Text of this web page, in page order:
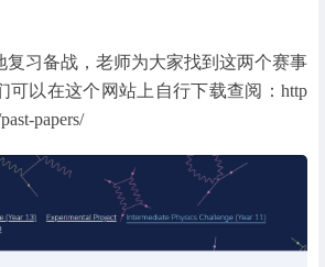
复习备战，老师为大家找到这两个赛事
可以在这个网站上自行下载查阅：http
papers/